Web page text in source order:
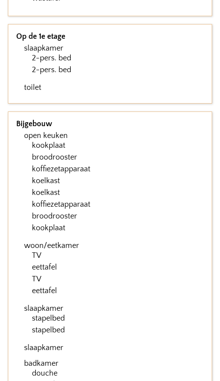
Op de 1e etage
slaapkamer
2-pers. bed
2-pers. bed
toilet
Bijgebouw
open keuken
kookplaat
broodrooster
koffiezetapparaat
koelkast
koelkast
koffiezetapparaat
broodrooster
kookplaat
woon/eetkamer
TV
eettafel
TV
eettafel
slaapkamer
stapelbed
stapelbed
slaapkamer
badkamer
douche